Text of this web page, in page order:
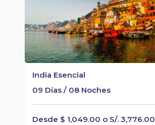
India Esencial
09 Días / 08 Noches
Desde $ 1,049.00 o S/. 3,776.00